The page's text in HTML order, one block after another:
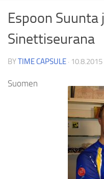
Espoon Suunta
Sinettiseurana
BYTIME CAPSULE · 10.8.2015
Suomen